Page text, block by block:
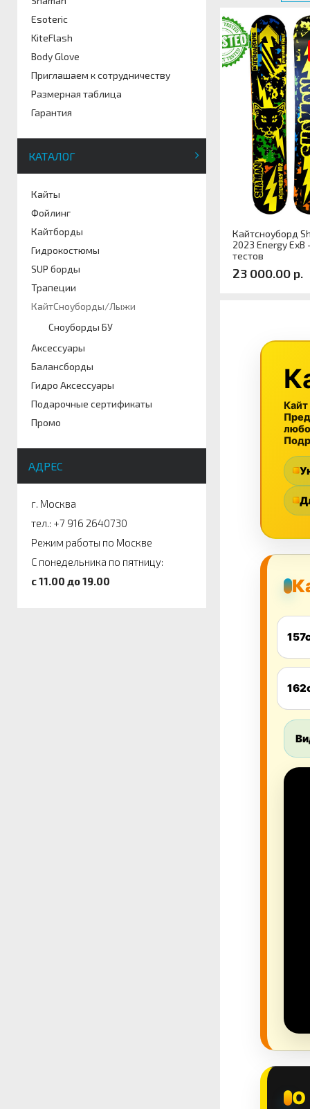
Esoteric
KiteFlash
Body Glove
Приглашаем к сотрудничеству
Размерная таблица
Гарантия
КАТАЛОГ
Кайты
Фойлинг
Кайтборды
Гидрокостюмы
SUP борды
Трапеции
КайтСноуборды/Лыжи
Сноуборды БУ
Аксессуары
Балансборды
Гидро Аксессуары
Подарочные сертификаты
Промо
АДРЕС
г. Москва
тел.: +7 916 2640730
Режим работы по Москве
С понедельника по пятницу:
c 11.00 до 19.00
Кайтсноуборд
2023 Energy ExB
тестов
23 000.00 р.
О